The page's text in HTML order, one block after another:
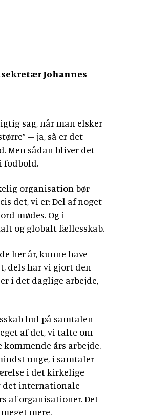
Johannes
sag, når man elsker
– ja, så er det
Men sådan bliver det
fodbold.
organisation bør
det, vi er: Del af noget
mødes. Og i
og globalt fællesskab.
her år, kunne have
dels har vi gjort den
i det daglige arbejde,
hul på samtalen
af det, vi talte om
års arbejde.
unge, i samtaler
i det kirkelige
det internationale
af organisationer. Det
mere.